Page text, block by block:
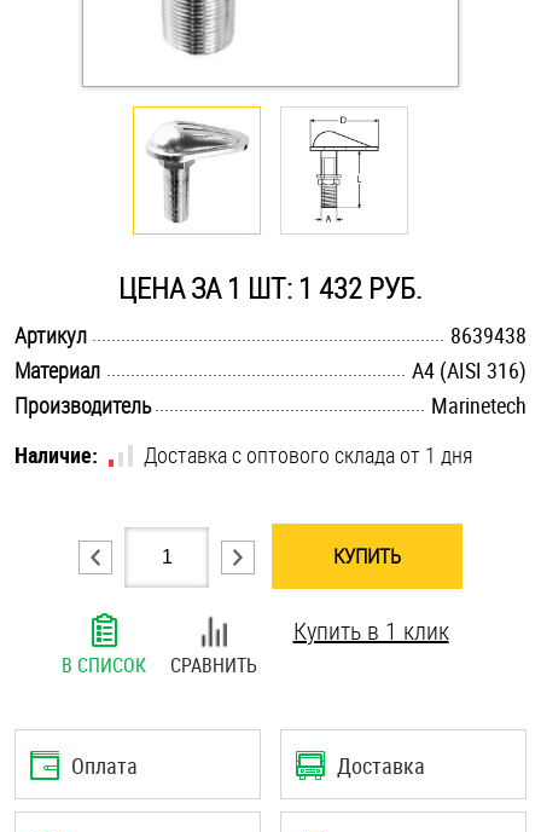
Крюки, кольца с шурупной резьбой
Оснастка и аксессуары для яхт
Стопорные кольца
Шайбы
Шпильки
Шплинты
ЦЕНА ЗА 1 ШТ: 1 432 РУБ.
Артикул
8639438
Материал
A4 (AISI 316)
Производитель
Marinetech
Наличие:
Доставка с оптового склада от 1 дня
КУПИТЬ
В СПИСОК СРАВНИТЬ
Купить в 1 клик
Оплата Доставка